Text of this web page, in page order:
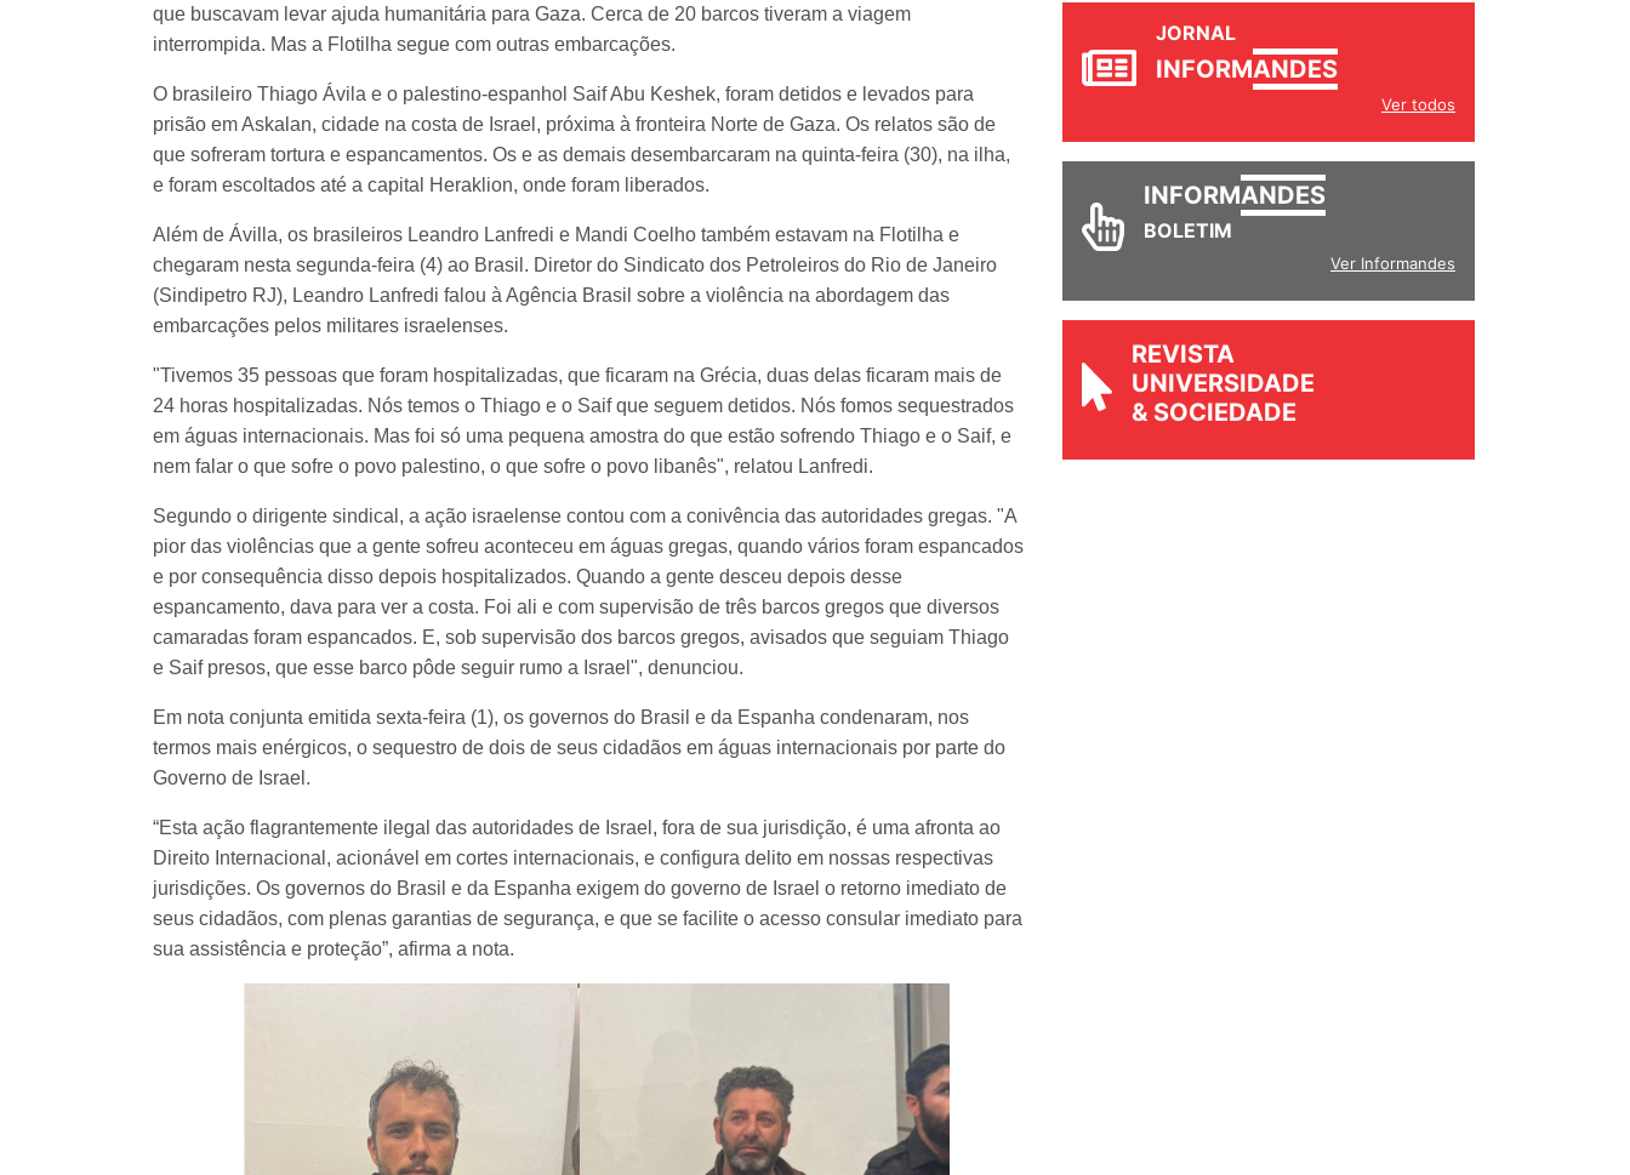
que buscavam levar ajuda humanitária para Gaza. Cerca de 20 barcos tiveram a viagem
interrompida. Mas a Flotilha segue com outras embarcações.
O brasileiro Thiago Ávila e o palestino-espanhol Saif Abu Keshek, foram detidos e levados para
prisão em Askalan, cidade na costa de Israel, próxima à fronteira Norte de Gaza. Os relatos são de
que sofreram tortura e espancamentos. Os e as demais desembarcaram na quinta-feira (30), na ilha,
e foram escoltados até a capital Heraklion, onde foram liberados.
Além de Ávilla, os brasileiros Leandro Lanfredi e Mandi Coelho também estavam na Flotilha e
chegaram nesta segunda-feira (4) ao Brasil. Diretor do Sindicato dos Petroleiros do Rio de Janeiro
(Sindipetro RJ), Leandro Lanfredi falou à Agência Brasil sobre a violência na abordagem das
embarcações pelos militares israelenses.
"Tivemos 35 pessoas que foram hospitalizadas, que ficaram na Grécia, duas delas ficaram mais de
24 horas hospitalizadas. Nós temos o Thiago e o Saif que seguem detidos. Nós fomos sequestrados
em águas internacionais. Mas foi só uma pequena amostra do que estão sofrendo Thiago e o Saif, e
nem falar o que sofre o povo palestino, o que sofre o povo libanês", relatou Lanfredi.
Segundo o dirigente sindical, a ação israelense contou com a conivência das autoridades gregas. "A
pior das violências que a gente sofreu aconteceu em águas gregas, quando vários foram espancados
e por consequência disso depois hospitalizados. Quando a gente desceu depois desse
espancamento, dava para ver a costa. Foi ali e com supervisão de três barcos gregos que diversos
camaradas foram espancados. E, sob supervisão dos barcos gregos, avisados que seguiam Thiago
e Saif presos, que esse barco pôde seguir rumo a Israel", denunciou.
Em nota conjunta emitida sexta-feira (1), os governos do Brasil e da Espanha condenaram, nos
termos mais enérgicos, o sequestro de dois de seus cidadãos em águas internacionais por parte do
Governo de Israel.
“Esta ação flagrantemente ilegal das autoridades de Israel, fora de sua jurisdição, é uma afronta ao
Direito Internacional, acionável em cortes internacionais, e configura delito em nossas respectivas
jurisdições. Os governos do Brasil e da Espanha exigem do governo de Israel o retorno imediato de
seus cidadãos, com plenas garantias de segurança, e que se facilite o acesso consular imediato para
sua assistência e proteção”, afirma a nota.
JORNAL
Ver todos
INFORM
Ver Informandes
REVISTA
UNIVERSIDADE